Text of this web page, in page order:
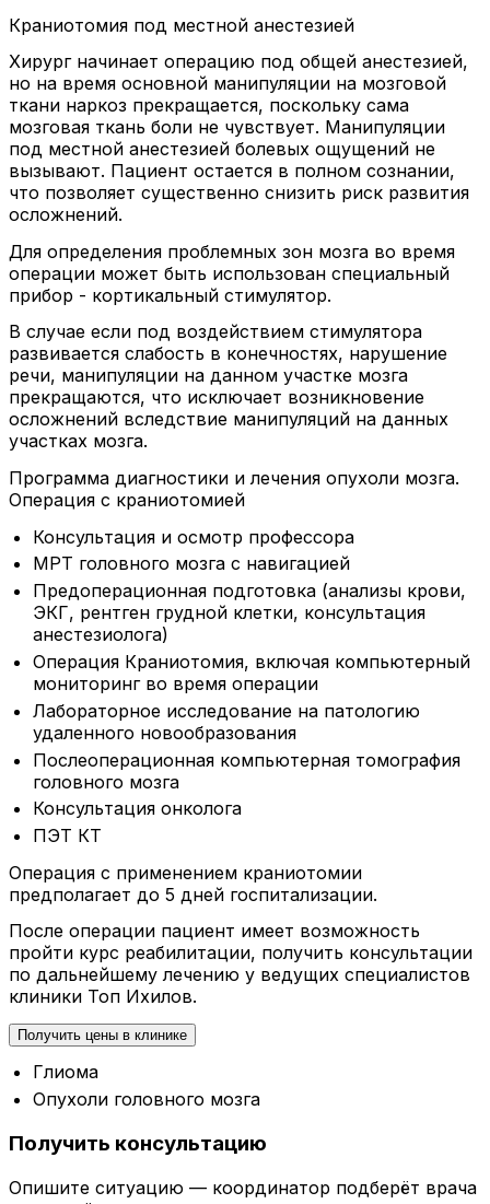
Краниотомия под местной анестезией
Хирург начинает операцию под общей анестезией,
но на время основной манипуляции на мозговой
ткани наркоз прекращается, поскольку сама
мозговая ткань боли не чувствует. Манипуляции
под местной анестезией болевых ощущений не
вызывают. Пациент остается в полном сознании,
что позволяет существенно снизить риск развития
осложнений.
Для определения проблемных зон мозга во время
операции может быть использован специальный
прибор - кортикальный стимулятор.
В случае если под воздействием стимулятора
развивается слабость в конечностях, нарушение
речи, манипуляции на данном участке мозга
прекращаются, что исключает возникновение
осложнений вследствие манипуляций на данных
участках мозга.
Программа диагностики и лечения опухоли мозга.
Операция с краниотомией
Консультация и осмотр профессора
МРТ головного мозга с навигацией
Предоперационная подготовка (анализы крови,
ЭКГ, рентген грудной клетки, консультация
анестезиолога)
Операция Краниотомия, включая компьютерный
мониторинг во время операции
Лабораторное исследование на патологию
удаленного новообразования
Послеоперационная компьютерная томография
головного мозга
Консультация онколога
ПЭТ КТ
Операция с применением краниотомии
предполагает до 5 дней госпитализации.
После операции пациент имеет возможность
пройти курс реабилитации, получить консультации
по дальнейшему лечению у ведущих специалистов
клиники Топ Ихилов.
Получить цены в клинике
Глиома
Опухоли головного мозга
Получить консультацию
Опишите ситуацию — координатор подберёт врача